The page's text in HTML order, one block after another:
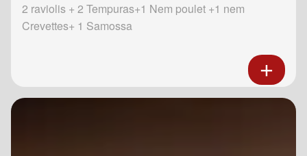
2 raviolis + 2 Tempuras+1 Nem poulet +1 nem
Crevettes+ 1 Samossa